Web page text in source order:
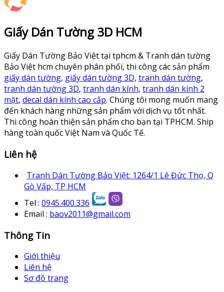
Giấy Dán Tường 3D HCM
Giấy Dán Tường Bảo Việt tại tphcm & Tranh dán tường
Bảo Việt hcm chuyên phân phối, thi công các sản phẩm
giấy dán tường, giấy dán tường 3D, tranh dán tường,
tranh dán tường 3D, tranh dán kính, tranh dán kính 2
mặt, decal dán kính cao cấp. Chúng tôi mong muốn mang
đến khách hàng những sản phẩm với dịch vụ tốt nhất.
Thi công hoàn thiện sản phẩm cho bạn tại TPHCM. Ship
hàng toàn quốc Việt Nam và Quốc Tế.
Liên hệ
Tranh Dán Tường Bảo Việt: 1264/1 Lê Đức Thọ, Q
Gò Vấp, TP HCM
Tel : 0945.400.336
Email : baov2011@gmail.com
Thông Tin
Giới thiệu
Liên hệ
Sơ đồ trang